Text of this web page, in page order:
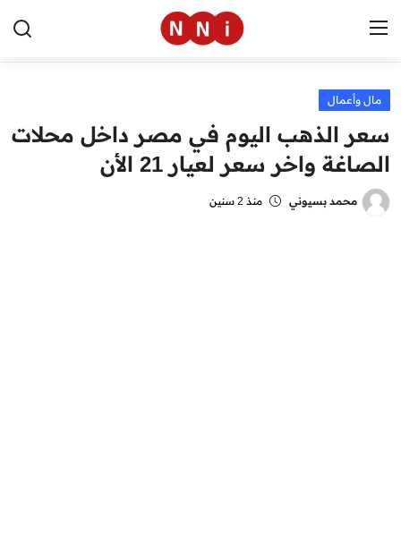
الرئيسية
اخبار مصر
العالم
مال وأعمال
سعر الذهب اليوم في مصر داخل محلات
الصاغة واخر سعر لعيار 21 الأن
محمد بسيوني منذ 2 سنين